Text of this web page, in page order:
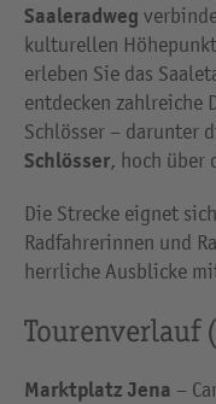
Saaleradweg
kulturellen
erleben Sie das
entdecken zahlreiche
Schlösser – darunter
Schlösser, hoch über
Die Strecke eignet
Radfahrerinnen und
herrliche Ausblicke
Tourenverlauf
Marktplatz Jena –